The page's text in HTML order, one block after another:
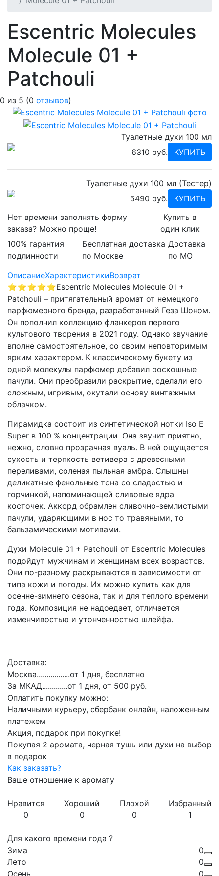
Escentric Molecules
Molecule 01 +
Patchouli
0 из 5 (0 отзывов)
Туалетные духи 100 мл
6310 руб.
КУПИТЬ
Туалетные духи 100 мл (Тестер)
5490 руб.
КУПИТЬ
Нет времени заполнять форму
заказа? Можно проще!
Купить в
один клик
100% гарантия
подлинности
Бесплатная доставка
по Москве
Доставка
по МО
ОписаниеХарактеристикиВозврат
⭐⭐⭐⭐⭐Escentric Molecules Molecule 01 +
Patchouli – притягательный аромат от немецкого
парфюмерного бренда, разработанный Геза Шоном.
Он пополнил коллекцию фланкеров первого
культового творения в 2021 году. Однако звучание
вполне самостоятельное, со своим неповторимым
ярким характером. К классическому букету из
одной молекулы парфюмер добавил роскошные
пачули. Они преобразили раскрытие, сделали его
сложным, игривым, окутали основу винтажным
облачком.
Пирамидка состоит из синтетической нотки Iso E
Super в 100 % концентрации. Она звучит приятно,
нежно, словно прозрачная вуаль. В ней ощущается
сухость и терпкость ветивера с древесными
переливами, соленая пыльная амбра. Слышны
деликатные фенольные тона со сладостью и
горчинкой, напоминающей сливовые ядра
косточек. Аккорд обрамлен сливочно-землистыми
пачули, ударяющими в нос то травяными, то
бальзамическими мотивами.
Духи Molecule 01 + Patchouli от Escentric Molecules
подойдут мужчинам и женщинам всех возрастов.
Они по-разному раскрываются в зависимости от
типа кожи и погоды. Их можно купить как для
осенне-зимнего сезона, так и для теплого времени
года. Композиция не надоедает, отличается
изменчивостью и утонченностью шлейфа.
Доставка:
Москва.................от 1 дня, бесплатно
За МКАД.............от 1 дня, от 500 руб.
Оплатить покупку можно:
Наличными курьеру, сбербанк онлайн, наложенным
платежем
Акция, подарок при покупке!
Покупая 2 аромата, черная тушь или духи на выбор
в подарок
Как заказать?
Ваше отношение к аромату
Нравится
0
Хороший
0
Плохой
0
Избранный
1
Для какого времени года ?
Зима
0
Лето
0
Осень
0